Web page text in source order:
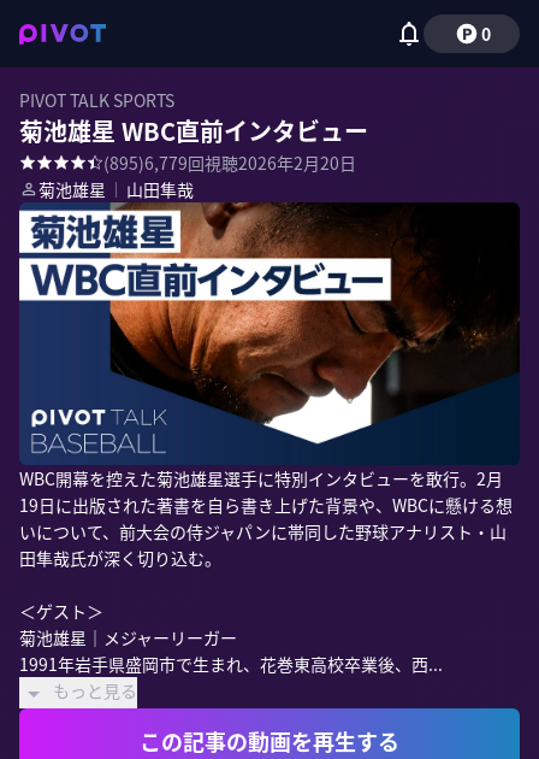
0
PIVOT TALK SPORTS
菊池雄星 WBC直前インタビュー
(895)6,779回視聴2026年2月20日
菊池雄星 ｜ 山田隼哉
WBC開幕を控えた菊池雄星選手に特別インタビューを敢行。2月
19日に出版された著書を自ら書き上げた背景や、WBCに懸ける想
いについて、前大会の侍ジャパンに帯同した野球アナリスト・山
田隼哉氏が深く切り込む。
＜ゲスト＞
菊池雄星｜メジャーリーガー
1991年岩手県盛岡市で生まれ、花巻東高校卒業後、西...
もっと見る
この記事の動画を再生する